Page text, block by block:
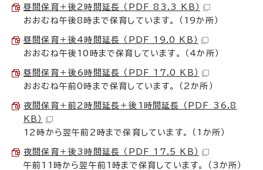
昼間保育＋後2時間延長 （PDF 83.3 KB）
おおむね午後8時まで保育しています。 （19か所）
昼間保育＋後4時間延長 （PDF 19.0 KB）
おおむね午後10時まで保育しています。 （4か所）
昼間保育＋後6時間延長 （PDF 17.0 KB）
おおむね午前0時まで保育しています。 （2か所）
夜間保育＋前2時間延長＋後1時間延長 （PDF 36.8
KB）
12時から翌午前2時まで保育しています。 （1か所）
夜間保育＋後3時間延長 （PDF 17.5 KB）
午前11時から翌午前1時まで保育しています。 （3か所）